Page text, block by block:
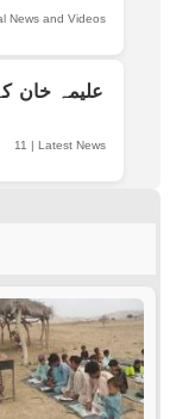
News and Videos
علیمہ خان
11 | Latest News